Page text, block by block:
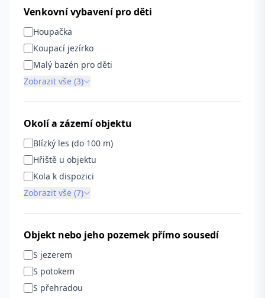
Venkovní vybavení pro děti
Houpačka
Koupací jezírko
Malý bazén pro děti
Zobrazit vše (3)
Okolí a zázemí objektu
Blízký les (do 100 m)
Hřiště u objektu
Kola k dispozici
Zobrazit vše (7)
Objekt nebo jeho pozemek přímo sousedí
S jezerem
S potokem
S přehradou